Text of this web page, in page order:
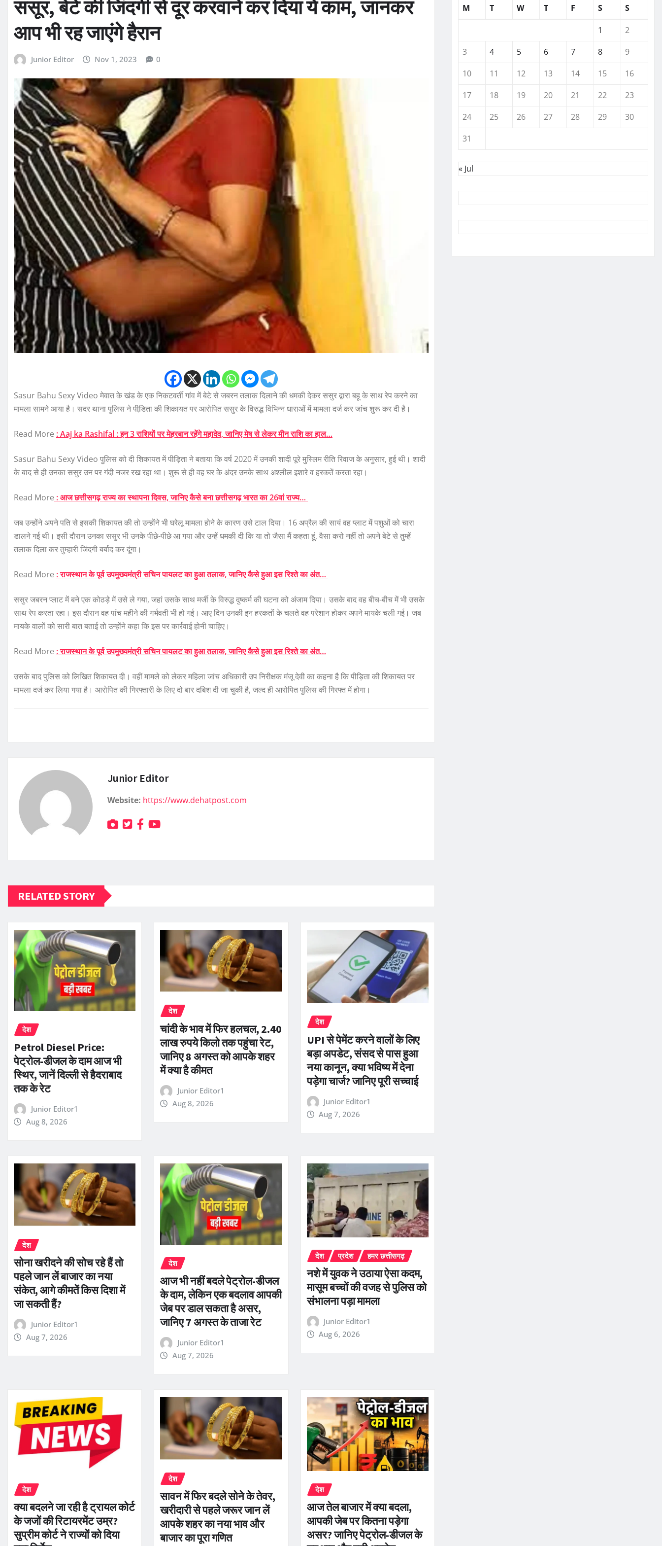
ससूर, बेटे की जिंदगी से दूर करवाने कर दिया ये काम, जानकर
आप भी रह जाएंगे हैरान
Junior Editor Nov 1, 2023 0
Sasur Bahu Sexy Video मेवात के खंड के एक निकटवर्ती गांव में बेटे से जबरन तलाक दिलाने की धमकी देकर ससुर द्वारा बहू के साथ रेप करने का
मामला सामने आया है। सदर थाना पुलिस ने पीडि़ता की शिकायत पर आरोपित ससुर के विरुद्ध विभिन्न धाराओं में मामला दर्ज कर जांच शुरू कर दी है।
Read More : Aaj ka Rashifal : इन 3 राशियों पर मेहरबान रहेंगे महादेव, जानिए मेष से लेकर मीन राशि का हाल…
Sasur Bahu Sexy Video पुलिस को दी शिकायत में पीड़िता ने बताया कि वर्ष 2020 में उनकी शादी पूरे मुस्लिम रीति रिवाज के अनुसार, हुई थी। शादी
के बाद से ही उनका ससुर उन पर गंदी नजर रख रहा था। शुरू से ही वह घर के अंदर उनके साथ अश्लील इशारे व हरकतें करता रहा।
Read More : आज छत्तीसगढ़ राज्य का स्थापना दिवस, जानिए कैसे बना छत्तीसगढ़ भारत का 26वां राज्य…
जब उन्होंने अपने पति से इसकी शिकायत की तो उन्होंने भी घरेलू मामला होने के कारण उसे टाल दिया। 16 अप्रैल की सायं वह प्लाट में पशुओं को चारा
डालने गई थी। इसी दौरान उनका ससुर भी उनके पीछे-पीछे आ गया और उन्हें धमकी दी कि या तो जैसा मैं कहता हूं, वैसा करो नहीं तो अपने बेटे से तुम्हें
तलाक दिला कर तुम्हारी जिंदगी बर्बाद कर दूंगा।
Read More : राजस्थान के पूर्व उपमुख्यमंत्री सचिन पायलट का हुआ तलाक, जानिए कैसे हुआ इस रिश्ते का अंत…
ससुर जबरन प्लाट में बने एक कोठड़े में उसे ले गया, जहां उसके साथ मर्जी के विरुद्ध दुष्कर्म की घटना को अंजाम दिया। उसके बाद वह बीच-बीच में भी उसके
साथ रेप करता रहा। इस दौरान वह पांच महीने की गर्भवती भी हो गई। आए दिन उनकी इन हरकतों के चलते वह परेशान होकर अपने मायके चली गई। जब
मायके वालों को सारी बात बताई तो उन्होंने कहा कि इस पर कार्रवाई होनी चाहिए।
Read More : राजस्थान के पूर्व उपमुख्यमंत्री सचिन पायलट का हुआ तलाक, जानिए कैसे हुआ इस रिश्ते का अंत…
उसके बाद पुलिस को लिखित शिकायत दी। वहीं मामले को लेकर महिला जांच अधिकारी उप निरीक्षक मंजू देवी का कहना है कि पीड़िता की शिकायत पर
मामला दर्ज कर लिया गया है। आरोपित की गिरफ्तारी के लिए दो बार दबिश दी जा चुकी है, जल्द ही आरोपित पुलिस की गिरफ्त में होगा।
Junior Editor
Website: https://www.dehatpost.com
RELATED STORY
देश
Petrol Diesel Price:
पेट्रोल-डीजल के दाम आज भी
स्थिर, जानें दिल्ली से हैदराबाद
तक के रेट
Junior Editor1
Aug 8, 2026
देश
चांदी के भाव में फिर हलचल, 2.40
लाख रुपये किलो तक पहुंचा रेट,
जानिए 8 अगस्त को आपके शहर
में क्या है कीमत
Junior Editor1
Aug 8, 2026
देश
UPI से पेमेंट करने वालों के लिए
बड़ा अपडेट, संसद से पास हुआ
नया कानून, क्या भविष्य में देना
पड़ेगा चार्ज? जानिए पूरी सच्चाई
Junior Editor1
Aug 7, 2026
देश
सोना खरीदने की सोच रहे हैं तो
पहले जान लें बाजार का नया
संकेत, आगे कीमतें किस दिशा में
जा सकती हैं?
Junior Editor1
Aug 7, 2026
देश
आज भी नहीं बदले पेट्रोल-डीजल
के दाम, लेकिन एक बदलाव आपकी
जेब पर डाल सकता है असर,
जानिए 7 अगस्त के ताजा रेट
Junior Editor1
Aug 7, 2026
देश प्रदेश हमर छत्तीसगढ़
नशे में युवक ने उठाया ऐसा कदम,
मासूम बच्चों की वजह से पुलिस को
संभालना पड़ा मामला
Junior Editor1
Aug 6, 2026
देश
क्या बदलने जा रही है ट्रायल कोर्ट
के जजों की रिटायरमेंट उम्र?
सुप्रीम कोर्ट ने राज्यों को दिया
देश
सावन में फिर बदले सोने के तेवर,
खरीदारी से पहले जरूर जान लें
आपके शहर का नया भाव और
बाजार का पूरा गणित
देश
आज तेल बाजार में क्या बदला,
आपकी जेब पर कितना पड़ेगा
असर? जानिए पेट्रोल-डीजल के
M
T W T F S S
1
2
3
4 5 6 7 8
9
10
11 12 13 14 15
16
17
18 19 20 21 22
23
24
25 26 27 28 29
30
31
« Jul